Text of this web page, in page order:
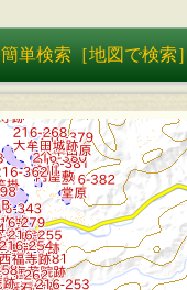
簡単検索［地図で検索